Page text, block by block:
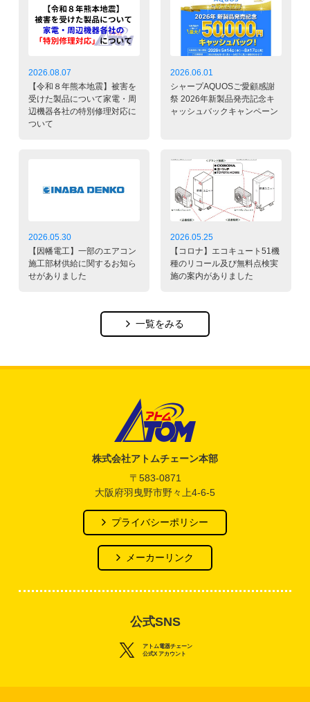
2026.08.07
【令和８年熊本地震】被害を
受けた製品について家電・周
辺機器各社の特別修理対応に
ついて
2026.06.01
シャープAQUOSご愛顧感謝
祭 2026年新製品発売記念キ
ャッシュバックキャンペーン
2026.05.30
【因幡電工】一部のエアコン
施工部材供給に関するお知ら
せがありました
2026.05.25
【コロナ】エコキュート51機
種のリコール及び無料点検実
施の案内がありました
一覧をみる
株式会社アトムチェーン本部
〒583-0871
大阪府羽曳野市野々上4-6-5
プライバシーポリシー
メーカーリンク
公式SNS
アトム電器チェーン
公式X アカウント